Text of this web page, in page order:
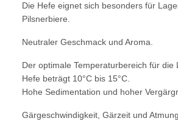
Die Hefe eignet sich besonders für
Pilsnerbiere.
Neutraler Geschmack und Aroma.
Der optimale Temperaturbereich für die
Hefe beträgt 10°C bis 15°C.
Hohe Sedimentation und hoher
Gärgeschwindigkeit, Gärzeit und